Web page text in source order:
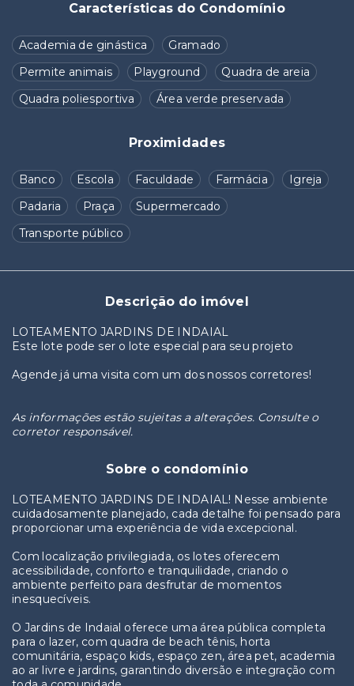
Características do Condomínio
Academia de ginástica
Gramado
Permite animais
Playground
Quadra de areia
Quadra poliesportiva
Área verde preservada
Proximidades
Banco Escola Faculdade Farmácia
Igreja
Padaria
Praça
Supermercado
Transporte público
Descrição do imóvel
LOTEAMENTO JARDINS DE INDAIAL
Este lote pode ser o lote especial para seu projeto
Agende já uma visita com um dos nossos corretores!
As informações estão sujeitas a alterações. Consulte o
corretor responsável.
Sobre o condomínio
LOTEAMENTO JARDINS DE INDAIAL! Nesse ambiente
cuidadosamente planejado, cada detalhe foi pensado para
proporcionar uma experiência de vida excepcional.
Com localização privilegiada, os lotes oferecem
acessibilidade, conforto e tranquilidade, criando o
ambiente perfeito para desfrutar de momentos
inesquecíveis.
O Jardins de Indaial oferece uma área pública completa
para o lazer, com quadra de beach tênis, horta
comunitária, espaço kids, espaço zen, área pet, academia
ao ar livre e jardins, garantindo diversão e integração com